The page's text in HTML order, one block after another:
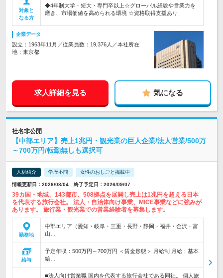
対象と
なる方
◆4年制大学・短大・専門卒以上☆グローバル経験や営業力を
磨き、市場価値を高められる環境 ☆資格取得支援あり
企業データ
設立：1963年11月／従業員数：19,376人／本社所在
地：東京都
求人詳細を見る 気になる
社名非公開
【中部エリア】売上1兆円・観光業の巨人企業/法人営業/500万
～700万円/転勤無しも選択可
人材紹介 学歴不問 女性のおしごと掲載中
情報更新日：2026/08/04 終了予定日：2026/09/07
39カ国・地域、143都市、508拠点を展開し売上は1兆円を超える日本
を代表する旅行会社。 法人・自治体向け事業、MICE事業などに強みが
あります。 旅行業・観光業での営業経験者を募集します。
勤務地
中部エリア（愛知・岐阜・三重・長野・静岡・福井・金沢・富
山…
給与
予定年収：500万円～700万円 ＜賃金形態＞ 月給制 月給：基本
給…
■法人向け営業職 国内を代表する旅行会社である同社。 個人旅